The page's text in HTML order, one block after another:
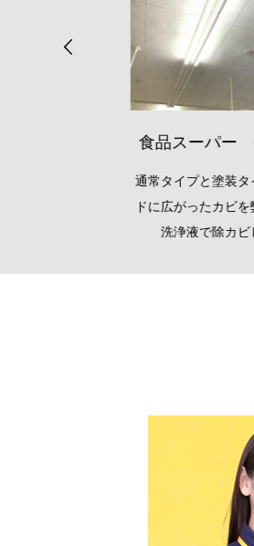
食品スーパー
通常タイプと塗装タイ
ドに広がったカビを弊
洗浄液で除カビし